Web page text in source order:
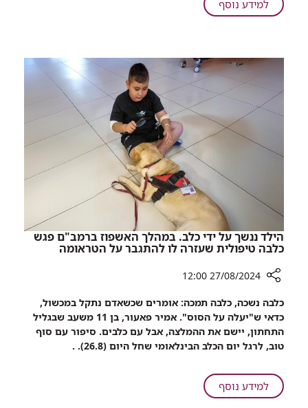
למידע נוסףעל
מישראל
רמב"ם
ביצעו
ניתוח
ראשון
מסוגו
במדינות
ברה"מ
לשעבר
הילד ננשך על ידי כלב. במהלך האשפוז ברמב"ם פגש
כלבה טיפולית שעזרה לו להתגבר על הטראומה
שיתוף
הילד
ננשך
כלב.
במהלך
27/08/2024 12:00
כלבה נשכה, כלבה תמכה: אומרים שכשאדם נתקל במכשול,
כדאי ש"יעלה על הסוס". אמיר פאעור, בן 11 משעב שבגליל
התחתון, יישם את ההמלצה, אבל עם כלבים. סיפור עם סוף
טוב, לרגל יום הכלב הבינלאומי שחל היום (26.8). .
למידע נוסףעל
הילד